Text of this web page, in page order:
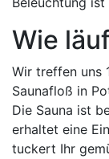
Wie
Wir treffen uns
Saunafloß in
Die Sauna ist
erhaltet eine
tuckert Ihr